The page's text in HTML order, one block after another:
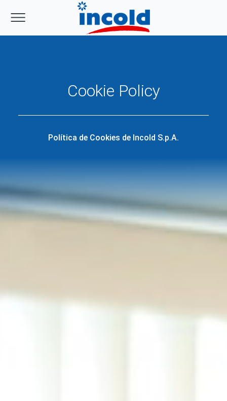
Cookie Policy
Política de Cookies de Incold S.p.A.